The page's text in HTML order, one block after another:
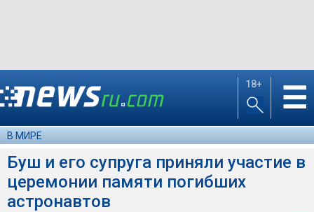
18+ ☰
В МИРЕ
Буш и его супруга приняли участие в
церемонии памяти погибших
астронавтов